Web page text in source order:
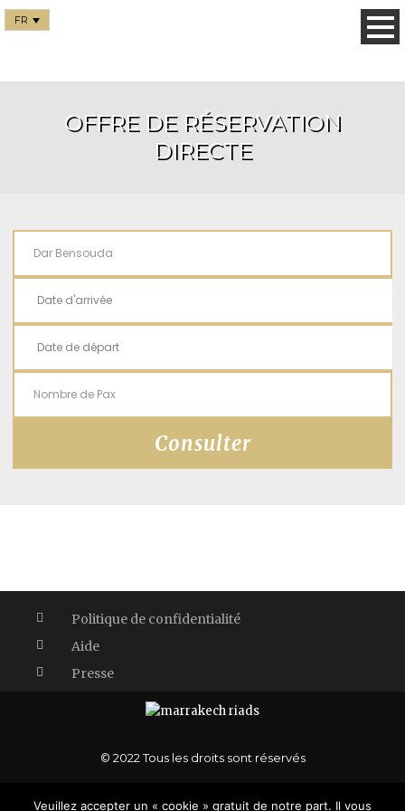
FR
OFFRE DE RÉSERVATION
DIRECTE
Politique de confidentialité
Aide
Presse
© 2022 Tous les droits sont réservés
Veuillez accepter un « cookie » gratuit de notre part. Il vous